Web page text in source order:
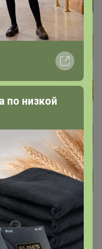
по низкой